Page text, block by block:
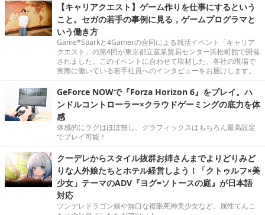
【キャリアクエスト】ゲーム作りを仕事にするという
こと。セガの若手の事例に見る，ゲームプログラマと
いう働き方
Game*Sparkと4Gamerの合同による就活イベント「キャリア
クエスト」の第4回が東京都立産業貿易センター浜松町館で開催
されました。このイベントに合わせて取材した、各社の現場で
実際に働いている若手社員へのインタビューをお届けします。
GeForce NOWで『Forza Horizon 6』をプレイ。ハ
ンドルコントローラー×クラウドゲーミングの底力を体
感
体感的にラグはほぼ無し。グラフィックスはもちろん最高設定
でプレイ可能！
クーデレからスタイル抜群お姉さんまでよりどりみど
りな人外娘たちとホテル経営しよう！「クトゥルフ×美
少女」テーマのADV『ヨグ=ソトースの庭』が日本語
対応
ツンデレドラゴン娘や無口な複眼死神美少女など、属性てんこ